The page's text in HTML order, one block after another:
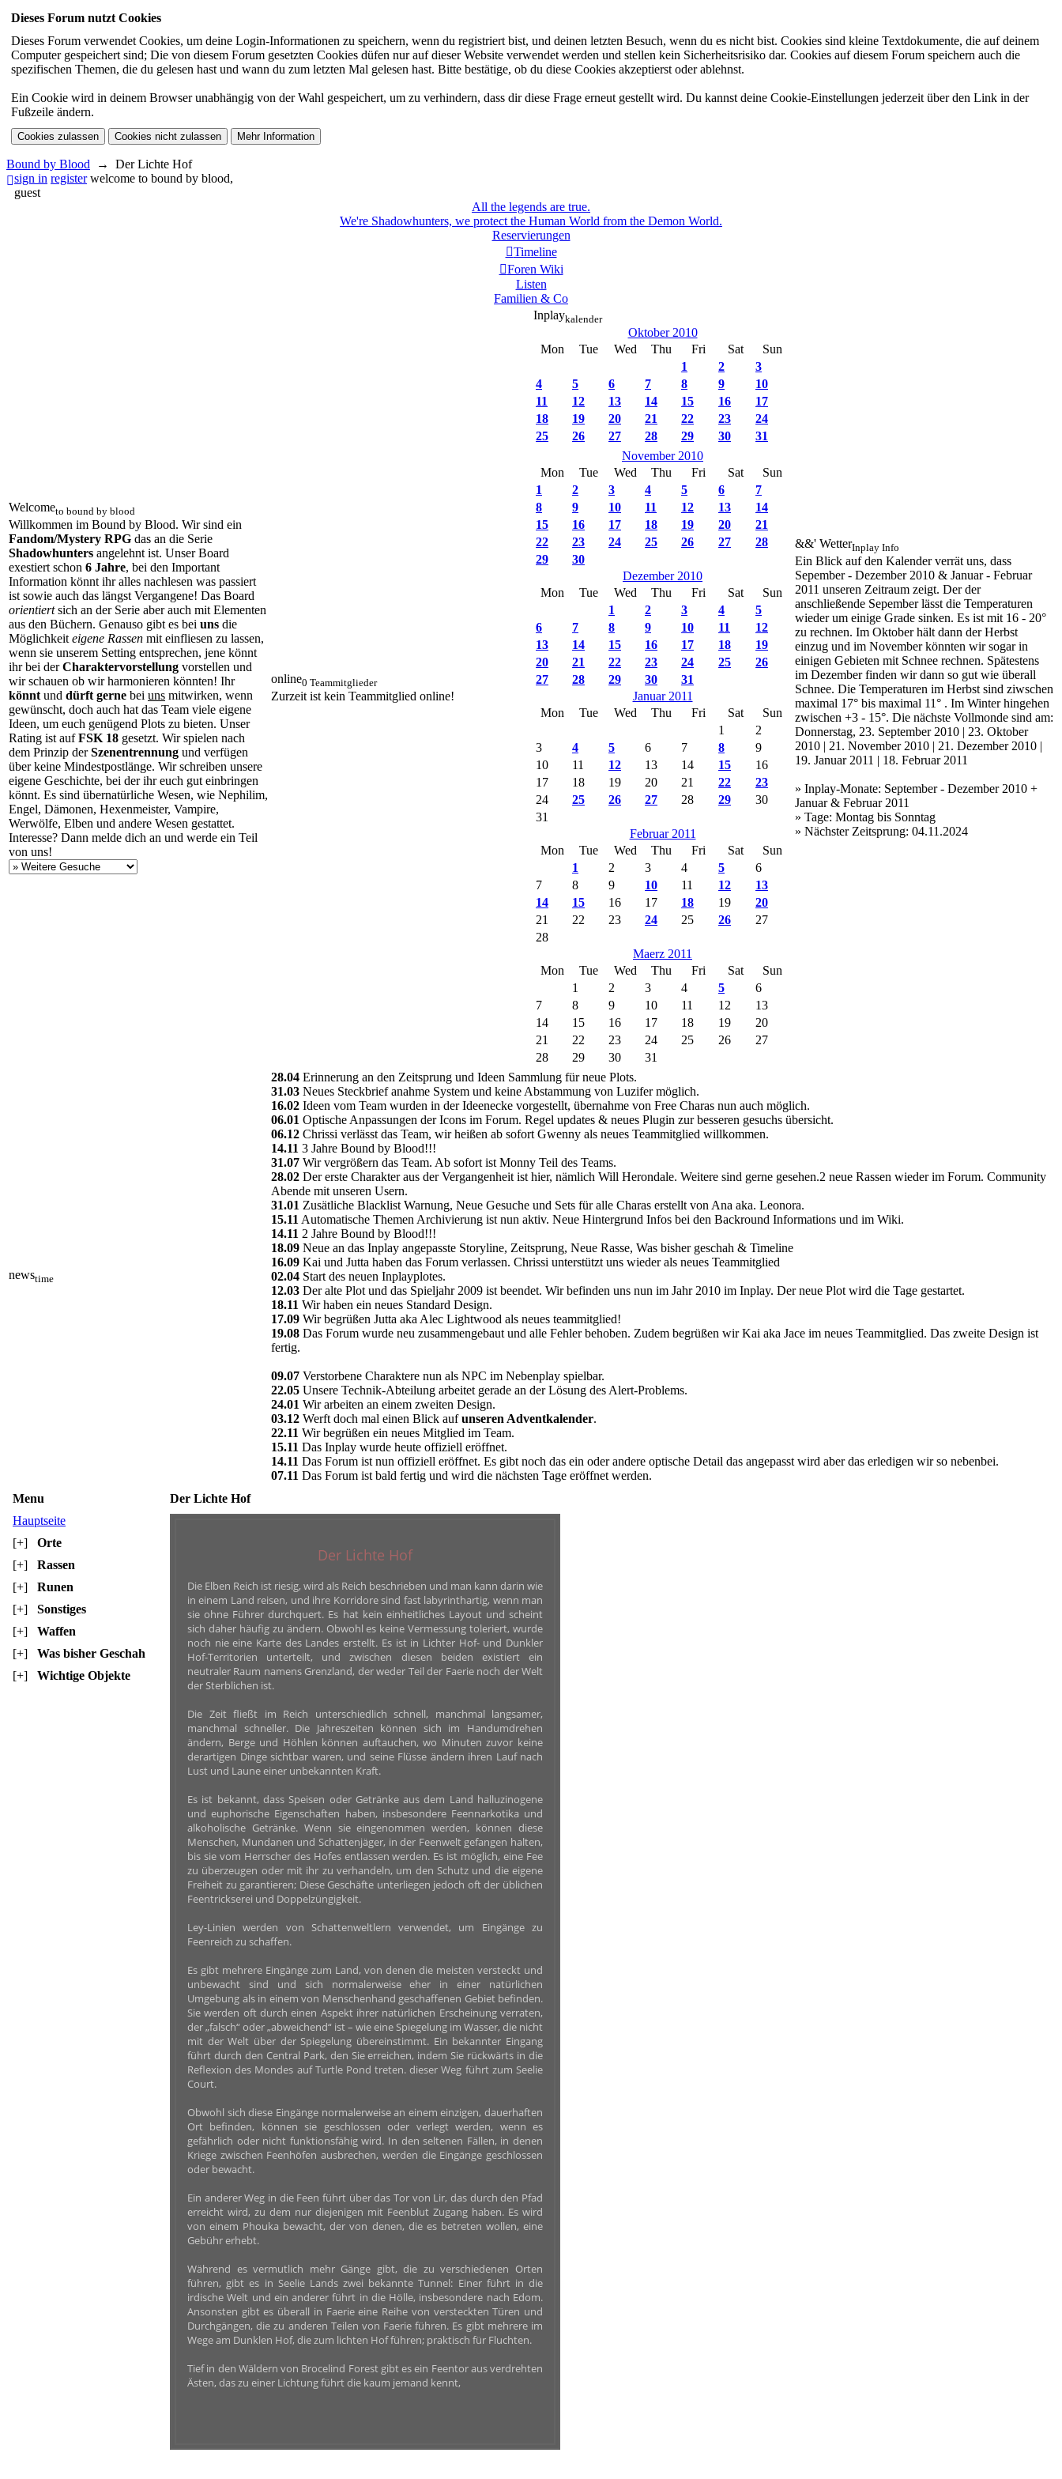
Dieses Forum nutzt Cookies
Dieses Forum verwendet Cookies, um deine Login-Informationen zu speichern, wenn du registriert bist, und deinen letzten Besuch, wenn du es nicht bist. Cookies sind kleine Textdokumente, die auf deinem
Computer gespeichert sind; Die von diesem Forum gesetzten Cookies düfen nur auf dieser Website verwendet werden und stellen kein Sicherheitsrisiko dar. Cookies auf diesem Forum speichern auch die
spezifischen Themen, die du gelesen hast und wann du zum letzten Mal gelesen hast. Bitte bestätige, ob du diese Cookies akzeptierst oder ablehnst.
Ein Cookie wird in deinem Browser unabhängig von der Wahl gespeichert, um zu verhindern, dass dir diese Frage erneut gestellt wird. Du kannst deine Cookie-Einstellungen jederzeit über den Link in der
Fußzeile ändern.
Bound by Blood → Der Lichte Hof
sign in register welcome to bound by blood,
guest
All the legends are true.
We're Shadowhunters, we protect the Human World from the Demon World.
Reservierungen
Timeline
Foren Wiki
Listen
Familien & Co
Welcometo bound by blood
Willkommen im Bound by Blood. Wir sind ein
Fandom/Mystery RPG das an die Serie
Shadowhunters angelehnt ist. Unser Board
exestiert schon 6 Jahre, bei den Important
Information könnt ihr alles nachlesen was passiert
ist sowie auch das längst Vergangene! Das Board
orientiertsich an der Serie aber auch mit Elementen
aus den Büchern. Genauso gibt es bei uns die
Möglichkeit eigene Rassen mit einfliesen zu lassen,
wenn sie unserem Setting entsprechen, jene könnt
ihr bei derCharaktervorstellung vorstellen und
wir schauen ob wir harmonieren könnten! Ihr
könnt und dürft gerne bei uns mitwirken, wenn
gewünscht, doch auch hat das Team viele eigene
Ideen, um euch genügend Plots zu bieten. Unser
Rating ist aufFSK 18 gesetzt. Wir spielen nach
dem Prinzip derSzenentrennung und verfügen
über keine Mindestpostlänge. Wir schreiben unsere
eigene Geschichte, bei der ihr euch gut einbringen
könnt. Es sind übernatürliche Wesen, wie Nephilim,
Engel, Dämonen, Hexenmeister, Vampire,
Werwölfe, Elben und andere Wesen gestattet.
Interesse? Dann melde dich an und werde ein Teil
von uns!
online0 Teammitglieder
Zurzeit ist kein Teammitglied online!
Inplaykalender
Oktober 2010
Mon
Tue Wed Thu Fri Sat
Sun
1
2
3
4
5 6 7 8 9
10
11
12 13 14 15 16
17
18
19 20 21 22 23
24
25
26 27 28 29 30
31
November 2010
Mon
Tue Wed Thu Fri Sat
Sun
1
2 3 4 5 6
7
8
9 10 11 12 13
14
15
16 17 18 19 20
21
22
23 24 25 26 27
28
29
30
Dezember 2010
Mon
Tue Wed Thu Fri Sat
Sun
1
2 3 4
5
6
7 8 9 10 11
12
13
14 15 16 17 18
19
20
21 22 23 24 25
26
27
28 29 30
31
Januar 2011
Mon
Tue Wed Thu Fri Sat
Sun
1
2
3
4 5 6 7 8
9
10
11 12 13 14 15
16
17
18 19 20 21 22
23
24
25 26 27 28 29
30
31
Februar 2011
Mon
Tue Wed Thu Fri Sat
Sun
1
2 3 4 5
6
7
8 9 10 11 12
13
14
15 16 17 18 19
20
21
22 23 24 25 26
27
28
Maerz 2011
Mon
Tue Wed Thu Fri Sat
Sun
1
2 3 4 5
6
7
8 9 10 11 12
13
14
15 16 17 18 19
20
21
22 23 24 25 26
27
28
29 30 31
&&' WetterInplay Info
Ein Blick auf den Kalender verrät uns, dass
Sepember - Dezember 2010 & Januar - Februar
2011 unseren Zeitraum zeigt. Der der
anschließende Sepember lässt die Temperaturen
wieder um einige Grade sinken. Es ist mit 16 - 20°
zu rechnen. Im Oktober hält dann der Herbst
einzug und im November könnten wir sogar in
einigen Gebieten mit Schnee rechnen. Spätestens
im Dezember finden wir dann so gut wie überall
Schnee. Die Temperaturen im Herbst sind ziwschen
maximal 17° bis maximal 11° . Im Winter hingehen
zwischen +3 - 15°. Die nächste Vollmonde sind am:
Donnerstag, 23. September 2010 | 23. Oktober
2010 | 21. November 2010 | 21. Dezember 2010 |
19. Januar 2011 | 18. Februar 2011
» Inplay-Monate: September - Dezember 2010 +
Januar & Februar 2011
» Tage: Montag bis Sonntag
» Nächster Zeitsprung: 04.11.2024
newstime
28.04 Erinnerung an den Zeitsprung und Ideen Sammlung für neue Plots.
31.03 Neues Steckbrief anahme System und keine Abstammung von Luzifer möglich.
16.02 Ideen vom Team wurden in der Ideenecke vorgestellt, übernahme von Free Charas nun auch möglich.
06.01 Optische Anpassungen der Icons im Forum. Regel updates & neues Plugin zur besseren gesuchs übersicht.
06.12 Chrissi verlässt das Team, wir heißen ab sofort Gwenny als neues Teammitglied willkommen.
14.11 3 Jahre Bound by Blood!!!
31.07 Wir vergrößern das Team. Ab sofort ist Monny Teil des Teams.
28.02 Der erste Charakter aus der Vergangenheit ist hier, nämlich Will Herondale. Weitere sind gerne gesehen.2 neue Rassen wieder im Forum. Community
Abende mit unseren Usern.
31.01 Zusätliche Blacklist Warnung, Neue Gesuche und Sets für alle Charas erstellt von Ana aka. Leonora.
15.11 Automatische Themen Archivierung ist nun aktiv. Neue Hintergrund Infos bei den Backround Informations und im Wiki.
14.11 2 Jahre Bound by Blood!!!
18.09 Neue an das Inplay angepasste Storyline, Zeitsprung, Neue Rasse, Was bisher geschah & Timeline
16.09 Kai und Jutta haben das Forum verlassen. Chrissi unterstützt uns wieder als neues Teammitglied
02.04 Start des neuen Inplayplotes.
12.03 Der alte Plot und das Spieljahr 2009 ist beendet. Wir befinden uns nun im Jahr 2010 im Inplay. Der neue Plot wird die Tage gestartet.
18.11 Wir haben ein neues Standard Design.
17.09 Wir begrüßen Jutta aka Alec Lightwood als neues teammitglied!
19.08 Das Forum wurde neu zusammengebaut und alle Fehler behoben. Zudem begrüßen wir Kai aka Jace im neues Teammitglied. Das zweite Design ist
fertig.
09.07 Verstorbene Charaktere nun als NPC im Nebenplay spielbar.
22.05 Unsere Technik-Abteilung arbeitet gerade an der Lösung des Alert-Problems.
24.01 Wir arbeiten an einem zweiten Design.
03.12 Werft doch mal einen Blick aufunseren Adventkalender.
22.11 Wir begrüßen ein neues Mitglied im Team.
15.11 Das Inplay wurde heute offiziell eröffnet.
14.11 Das Forum ist nun offiziell eröffnet. Es gibt noch das ein oder andere optische Detail das angepasst wird aber das erledigen wir so nebenbei.
07.11 Das Forum ist bald fertig und wird die nächsten Tage eröffnet werden.
Menu
Hauptseite
[+]
Orte
[+]
Rassen
[+]
Runen
[+]
Sonstiges
[+]
Waffen
[+]
Was bisher Geschah
[+]
Wichtige Objekte
Der Lichte Hof
Der Lichte Hof
Die Elben Reich ist riesig, wird als Reich beschrieben und man kann darin wie
in einem Land reisen, und ihre Korridore sind fast labyrinthartig, wenn man
sie ohne Führer durchquert. Es hat kein einheitliches Layout und scheint
sich daher häufig zu ändern. Obwohl es keine Vermessung toleriert, wurde
noch nie eine Karte des Landes erstellt. Es ist in Lichter Hof- und Dunkler
Hof-Territorien unterteilt, und zwischen diesen beiden existiert ein
neutraler Raum namens Grenzland, der weder Teil der Faerie noch der Welt
der Sterblichen ist.
Die Zeit fließt im Reich unterschiedlich schnell, manchmal langsamer,
manchmal schneller. Die Jahreszeiten können sich im Handumdrehen
ändern, Berge und Höhlen können auftauchen, wo Minuten zuvor keine
derartigen Dinge sichtbar waren, und seine Flüsse ändern ihren Lauf nach
Lust und Laune einer unbekannten Kraft.
Es ist bekannt, dass Speisen oder Getränke aus dem Land halluzinogene
und euphorische Eigenschaften haben, insbesondere Feennarkotika und
alkoholische Getränke. Wenn sie eingenommen werden, können diese
Menschen, Mundanen und Schattenjäger, in der Feenwelt gefangen halten,
bis sie vom Herrscher des Hofes entlassen werden. Es ist möglich, eine Fee
zu überzeugen oder mit ihr zu verhandeln, um den Schutz und die eigene
Freiheit zu garantieren; Diese Geschäfte unterliegen jedoch oft der üblichen
Feentrickserei und Doppelzüngigkeit.
Ley-Linien werden von Schattenweltlern verwendet, um Eingänge zu
Feenreich zu schaffen.
Es gibt mehrere Eingänge zum Land, von denen die meisten versteckt und
unbewacht sind und sich normalerweise eher in einer natürlichen
Umgebung als in einem von Menschenhand geschaffenen Gebiet befinden.
Sie werden oft durch einen Aspekt ihrer natürlichen Erscheinung verraten,
der „falsch“ oder „abweichend“ ist – wie eine Spiegelung im Wasser, die nicht
mit der Welt über der Spiegelung übereinstimmt. Ein bekannter Eingang
führt durch den Central Park, den Sie erreichen, indem Sie rückwärts in die
Reflexion des Mondes auf Turtle Pond treten. dieser Weg führt zum Seelie
Court.
Obwohl sich diese Eingänge normalerweise an einem einzigen, dauerhaften
Ort befinden, können sie geschlossen oder verlegt werden, wenn es
gefährlich oder nicht funktionsfähig wird. In den seltenen Fällen, in denen
Kriege zwischen Feenhöfen ausbrechen, werden die Eingänge geschlossen
oder bewacht.
Ein anderer Weg in die Feen führt über das Tor von Lir, das durch den Pfad
erreicht wird, zu dem nur diejenigen mit Feenblut Zugang haben. Es wird
von einem Phouka bewacht, der von denen, die es betreten wollen, eine
Gebühr erhebt.
Während es vermutlich mehr Gänge gibt, die zu verschiedenen Orten
führen, gibt es in Seelie Lands zwei bekannte Tunnel: Einer führt in die
irdische Welt und ein anderer führt in die Hölle, insbesondere nach Edom.
Ansonsten gibt es überall in Faerie eine Reihe von versteckten Türen und
Durchgängen, die zu anderen Teilen von Faerie führen. Es gibt mehrere im
Wege am Dunklen Hof, die zum lichten Hof führen; praktisch für Fluchten.
Tief in den Wäldern von Brocelind Forest gibt es ein Feentor aus verdrehten
Ästen, das zu einer Lichtung führt die kaum jemand kennt,